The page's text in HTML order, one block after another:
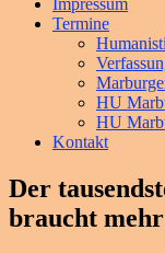
Impressum
Termine
HU
HU
Kontakt
Der
braucht